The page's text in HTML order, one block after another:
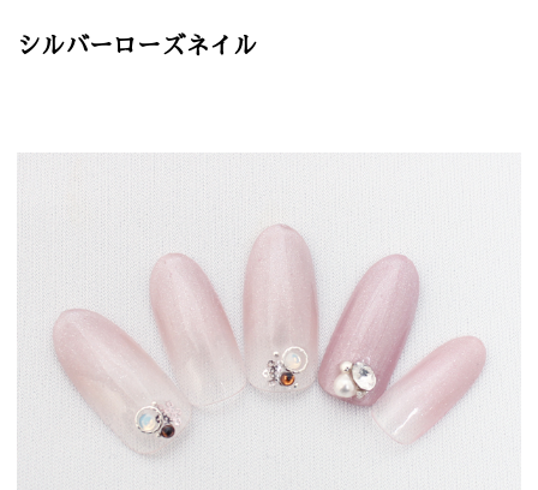
シルバーローズネイル